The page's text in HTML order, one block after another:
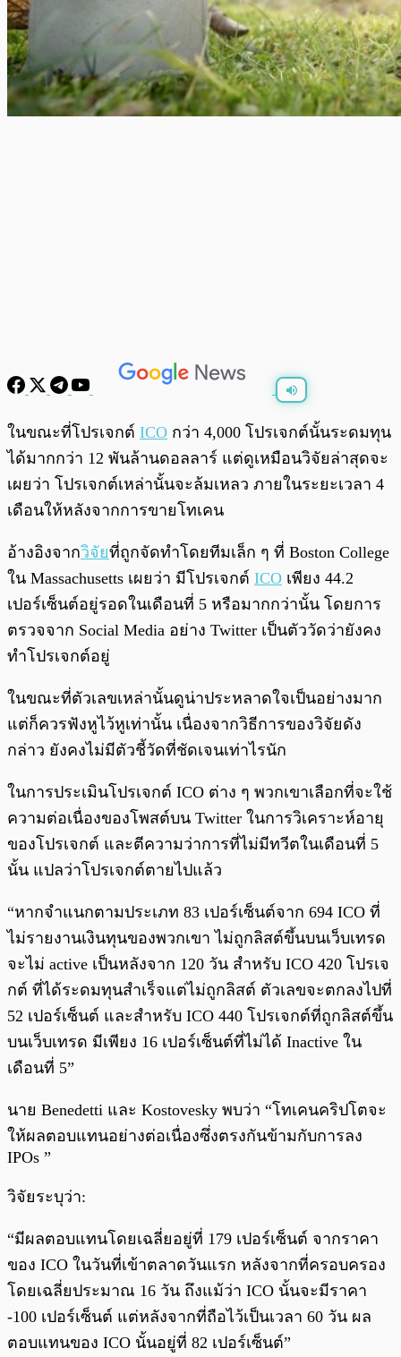
พร้อมเล่น 0:00
ในขณะที่โปรเจกต์ ICO กว่า 4,000 โปรเจกต์นั้นระดมทุน
ได้มากกว่า 12 พันล้านดอลลาร์ แต่ดูเหมือนวิจัยล่าสุดจะ
เผยว่า โปรเจกต์เหล่านั้นจะล้มเหลว ภายในระยะเวลา 4
เดือนให้หลังจากการขายโทเคน
อ้างอิงจากวิจัยที่ถูกจัดทำโดยทีมเล็ก ๆ ที่ Boston College
ใน Massachusetts เผยว่า มีโปรเจกต์ ICO เพียง 44.2
เปอร์เซ็นต์อยู่รอดในเดือนที่ 5 หรือมากกว่านั้น โดยการ
ตรวจจาก Social Media อย่าง Twitter เป็นตัววัดว่ายังคง
ทำโปรเจกต์อยู่
ในขณะที่ตัวเลขเหล่านั้นดูน่าประหลาดใจเป็นอย่างมาก
แต่ก็ควรฟังหูไว้หูเท่านั้น เนื่องจากวิธีการของวิจัยดัง
กล่าว ยังคงไม่มีตัวชี้วัดที่ชัดเจนเท่าไรนัก
ในการประเมินโปรเจกต์ ICO ต่าง ๆ พวกเขาเลือกที่จะใช้
ความต่อเนื่องของโพสต์บน Twitter ในการวิเคราะห์อายุ
ของโปรเจกต์ และตีความว่าการที่ไม่มีทวีตในเดือนที่ 5
นั้น แปลว่าโปรเจกต์ตายไปแล้ว
“หากจำแนกตามประเภท 83 เปอร์เซ็นต์จาก 694 ICO ที่
ไม่รายงานเงินทุนของพวกเขา ไม่ถูกลิสต์ขึ้นบนเว็บเทรด
จะไม่ active เป็นหลังจาก 120 วัน สำหรับ ICO 420 โปรเจ
กต์ ที่ได้ระดมทุนสำเร็จแต่ไม่ถูกลิสต์ ตัวเลขจะตกลงไปที่
52 เปอร์เซ็นต์ และสำหรับ ICO 440 โปรเจกต์ที่ถูกลิสต์ขึ้น
บนเว็บเทรด มีเพียง 16 เปอร์เซ็นต์ที่ไม่ได้ Inactive ใน
เดือนที่ 5”
นาย Benedetti และ Kostovesky พบว่า “โทเคนคริปโตจะ
ให้ผลตอบแทนอย่างต่อเนื่องซึ่งตรงกันข้ามกับการลง
IPOs ”
วิจัยระบุว่า:
“มีผลตอบแทนโดยเฉลี่ยอยู่ที่ 179 เปอร์เซ็นต์ จากราคา
ของ ICO ในวันที่เข้าตลาดวันแรก หลังจากที่ครอบครอง
โดยเฉลี่ยประมาณ 16 วัน ถึงแม้ว่า ICO นั้นจะมีราคา
-100 เปอร์เซ็นต์ แต่หลังจากที่ถือไว้เป็นเวลา 60 วัน ผล
ตอบแทนของ ICO นั้นอยู่ที่ 82 เปอร์เซ็นต์”